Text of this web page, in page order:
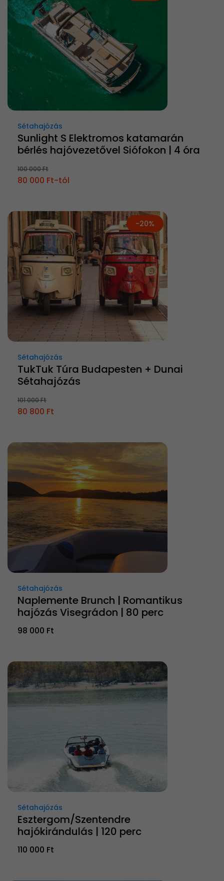
Sétahajózás
Sunlight S Elektromos katamarán
bérlés hajóvezetővel Siófokon | 4 óra
100 000 Ft
80 000 Ft-tól
-20%
Sétahajózás
TukTuk Túra Budapesten + Dunai
Sétahajózás
101 000 Ft
80 800 Ft
Sétahajózás
Naplemente Brunch | Romantikus
hajózás Visegrádon | 80 perc
98 000 Ft
Sétahajózás
Esztergom/Szentendre
hajókirándulás | 120 perc
110 000 Ft